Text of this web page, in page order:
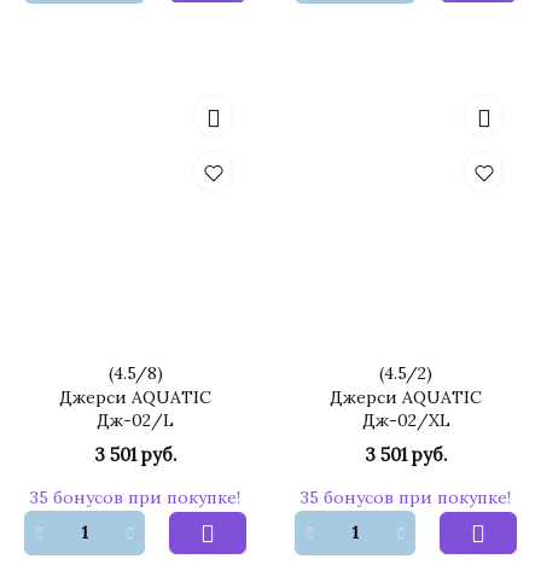
(4.5/8)
Джерси AQUATIC
Дж-02/L
3 501 руб.
35 бонусов при покупке!
(4.5/2)
Джерси AQUATIC
Дж-02/XL
3 501 руб.
35 бонусов при покупке!